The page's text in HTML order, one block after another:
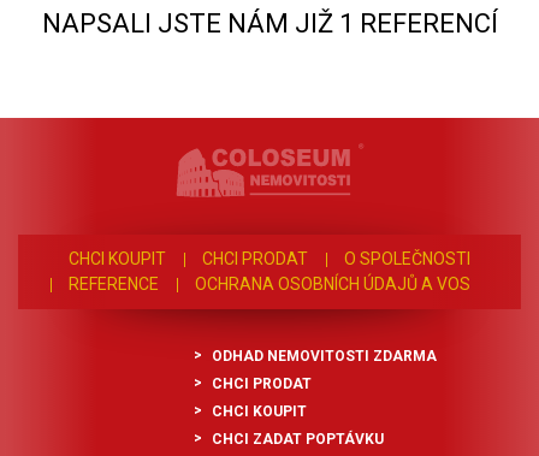
NAPSALI JSTE NÁM JIŽ 1 REFERENCÍ
CHCI KOUPIT CHCI PRODAT
O SPOLEČNOSTI
REFERENCE
OCHRANA OSOBNÍCH ÚDAJŮ A VOS
ODHAD NEMOVITOSTI ZDARMA
CHCI PRODAT
CHCI KOUPIT
CHCI ZADAT POPTÁVKU